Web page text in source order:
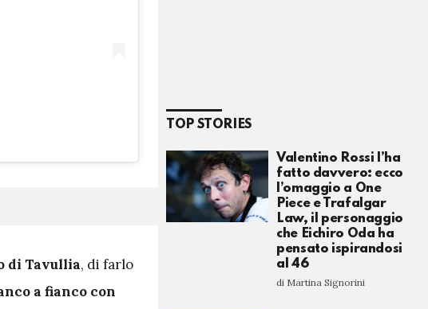
di Tavullia, di farlo
a fianco con
TOP STORIES
Valentino Rossi l’ha
fatto davvero: ecco
l’omaggio a One
Piece e Trafalgar
Law, il personaggio
che Eichiro Oda ha
pensato ispirandosi
al 46
di Martina Signorini